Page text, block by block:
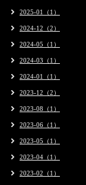
2025-01（1）
2024-12（2）
2024-05（1）
2024-03（1）
2024-01（1）
2023-12（2）
2023-08（1）
2023-06（1）
2023-05（1）
2023-04（1）
2023-02（1）